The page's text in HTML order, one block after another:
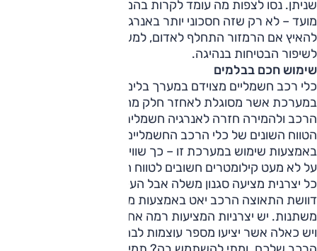
שניתן. נסו לצפות מה עומד לקרות בהמשך הדרך ולהגיב מבעוד
מועד – לא רק שזה חסכוני יותר באנרגיה (אין סיבה להמשיך
להאיץ אם הרמזור התחלף לאדום, למשל) זה גם הרגל טוב
לשיפור הבטיחות בנהיגה.
שימוש חכם בבלמים
כלי רכב חשמליים מצוידם במערך בלימה רגנרטיבי. מדובר
במערכת אשר מסוגלת לאחזר חלק מהאנרגיה הקינטית של
הרכב ולהמירה חזרה לאנרגיה חשמלית האנגרת בסוללה. נתוני
הטווח השונים של כלי הרכב החשמליים מושגים, בין היתר,
באמצעות שימוש במערכת זו – כך שוויתור מצידכם שקול לוויתור
על לא מעט קילומטרים חשובים לטווח הנסיעה.
כל יצרנית מציעה סגנון משלה אבל העקרון דומה – בעת עזיבת
דוושת התאוצה הרכב יאט באמצעות מערכת זו ברמות עוצמה
משתנות. יש יצרניות המציעות רמה אחידה של בלימה (טסלה),
ויש כאלה אשר יציעו מספר עוצמות לבחירת הנהג – הכירו את